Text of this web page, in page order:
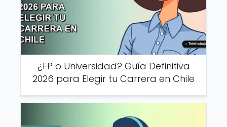
¿FP o Universidad? Guía Definitiva
2026 para Elegir tu Carrera en Chile